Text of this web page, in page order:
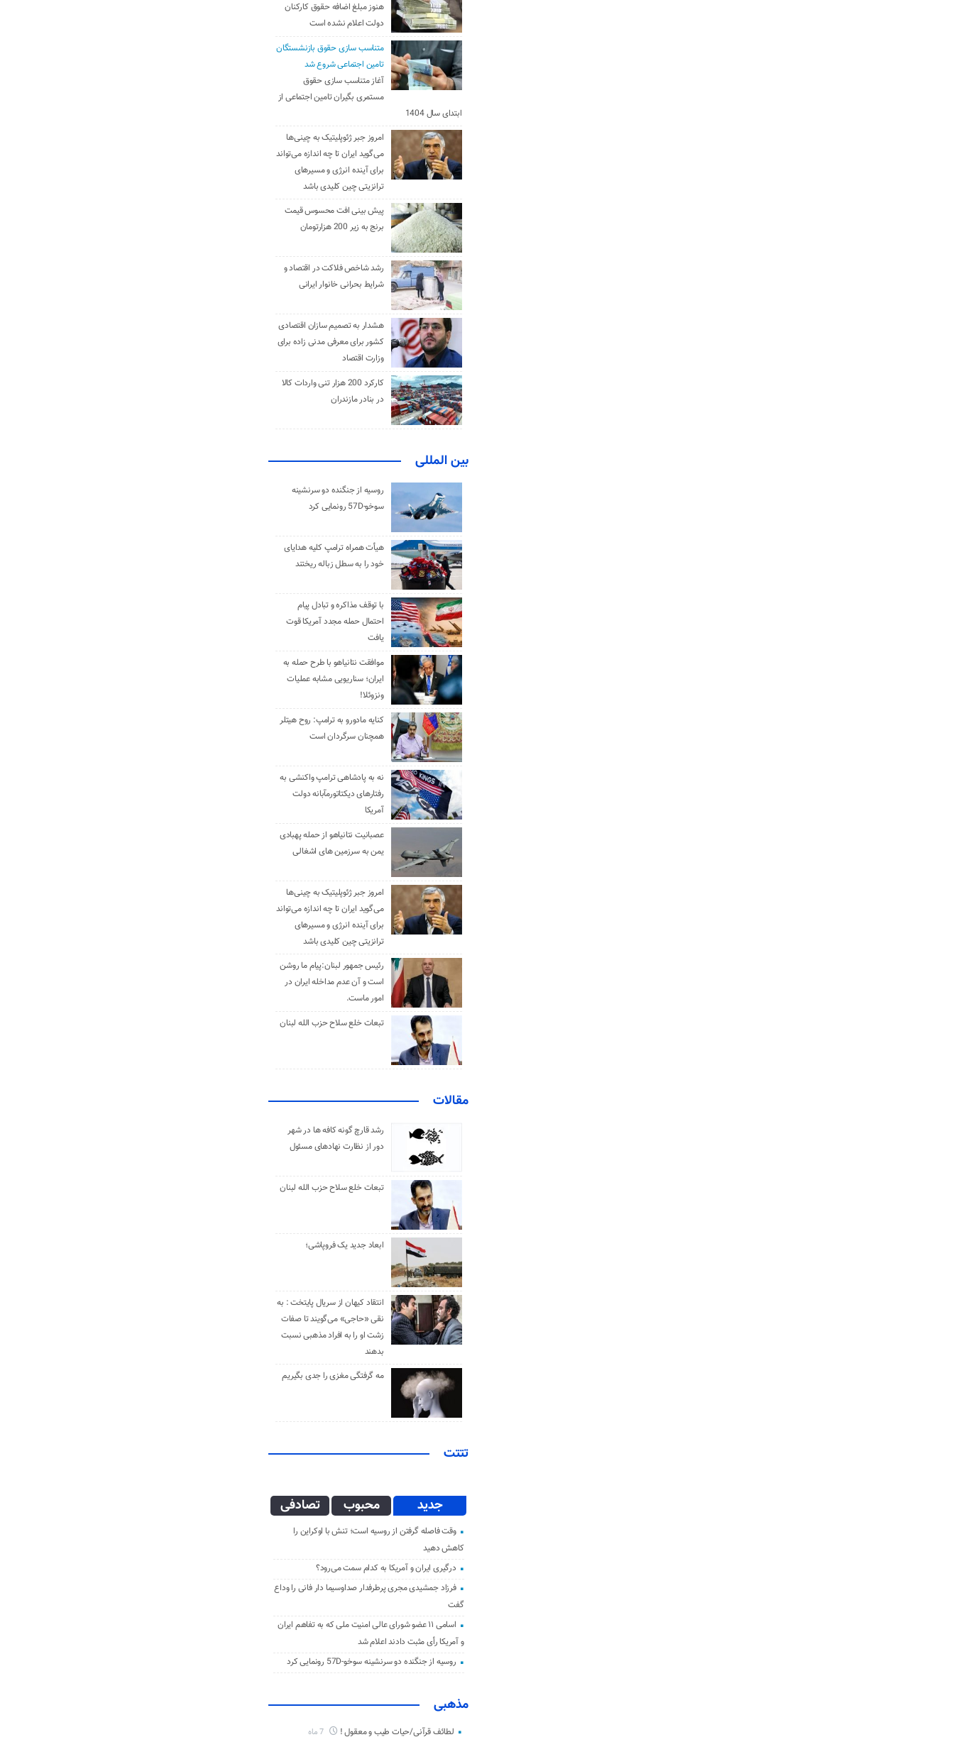
هنوز مبلغ اضافه حقوق کارکنان
دولت اعلام نشده است
متناسب سازی حقوق بازنشستگان
تامین اجتماعی شروع شد
آغاز متناسب سازی حقوق
مستمری بگیران تامین اجتماعی از
ابتدای سال 1404
امروز جبر ژئوپلیتیک به چینی‌ها
می‌گوید ایران تا چه اندازه می‌تواند
برای آینده انرژی و مسیرهای
ترانزیتی چین کلیدی باشد
پیش بینی افت محسوس قیمت
برنج به زیر 200 هزارتومان
رشد شاخص فلاکت در اقتصاد و
شرایط بحرانی خانوار ایرانی
هشدار به تصمیم سازان اقتصادی
کشور برای معرفی مدنی زاده برای
وزارت اقتصاد
کارکرد 200 هزار تنی واردات کالا
در بنادر مازندران
بین المللی
روسیه از جنگنده دو سرنشینه
سوخو-57D رونمایی کرد
هیأت همراه ترامپ کلیه هدایای
خود را به سطل زباله ریختند
با توقف مذاکره و تبادل پیام
احتمال حمله مجدد آمریکا قوت
یافت
موافقت نتانیاهو با طرح حمله به
ایران؛ سناریویی مشابه عملیات
ونزوئلا!
کنایه مادورو به ترامپ: روح هیتلر
همچنان سرگردان است
نه به پادشاهی ترامپ واکنشی به
رفتارهای دیکتاتورمآبانه دولت
آمریکا
عصبانیت نتانیاهو از حمله پهبادی
یمن به سرزمین های اشغالی
امروز جبر ژئوپلیتیک به چینی‌ها
می‌گوید ایران تا چه اندازه می‌تواند
برای آینده انرژی و مسیرهای
ترانزیتی چین کلیدی باشد
رئیس جمهور لبنان:پیام ما روشن
است و آن عدم مداخله ایران در
امور ماست.
تبعات خلع سلاح حزب الله لبنان
مقالات
رشد قارچ گونه کافه ها در شهر
دور از نظارت نهادهای مسئول
تبعات خلع سلاح حزب الله لبنان
ابعاد جدید یک فروپاشی؛
انتقاد کیهان از سریال پایتخت : به
نقی «حاجی» می‌گویند تا صفات
زشت او را به افراد مذهبی نسبت
بدهند
مه گرفتگی مغزی را جدی بگیریم
تتتت
جدید محبوب تصادفی
وقت فاصله گرفتن از روسیه است؛ تنش با اوکراین را
کاهش دهید
درگیری ایران و آمریکا به کدام سمت می‌رود؟
فرزاد جمشیدی مجری پرطرفدار صداوسیما دار فانی را وداع
گفت
اسامی ۱۱ عضو شورای عالی امنیت ملی که به تفاهم ایران
و آمریکا رأی مثبت دادند اعلام شد
روسیه از جنگنده دو سرنشینه سوخو-57D رونمایی کرد
مذهبی
لطائف قرآنی/حیات طیب و معقول !